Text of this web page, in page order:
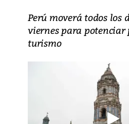
Perú moverá todos los
viernes para
turismo